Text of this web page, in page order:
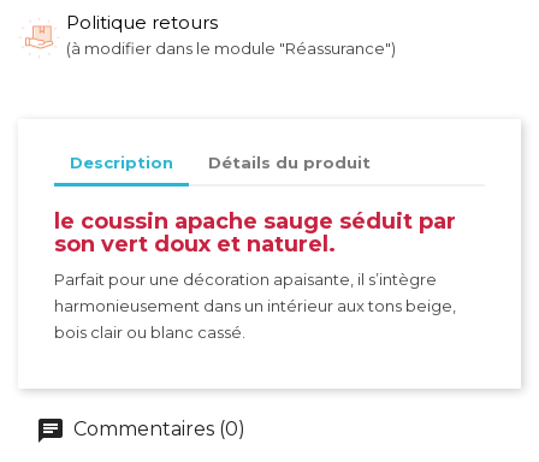
Politique retours
(à modifier dans le module "Réassurance")
Description Détails du produit
le coussin apache sauge séduit par
son vert doux et naturel.
Parfait pour une décoration apaisante, il s’intègre
harmonieusement dans un intérieur aux tons beige,
bois clair ou blanc cassé.
Commentaires (0)